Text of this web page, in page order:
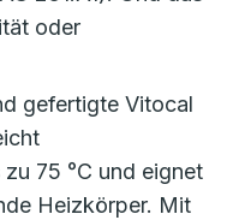
oder
gefertigte Vitocal
75 °C und eignet
Heizkörper. Mit